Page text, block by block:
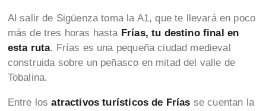
Al salir de Sigüenza toma la A1, que te llevará en poco
más de tres horas hasta Frías, tu destino final en
esta ruta. Frías es una pequeña ciudad medieval
construida sobre un peñasco en mitad del valle de
Tobalina.
Entre losatractivos turísticos de Frías se cuentan la